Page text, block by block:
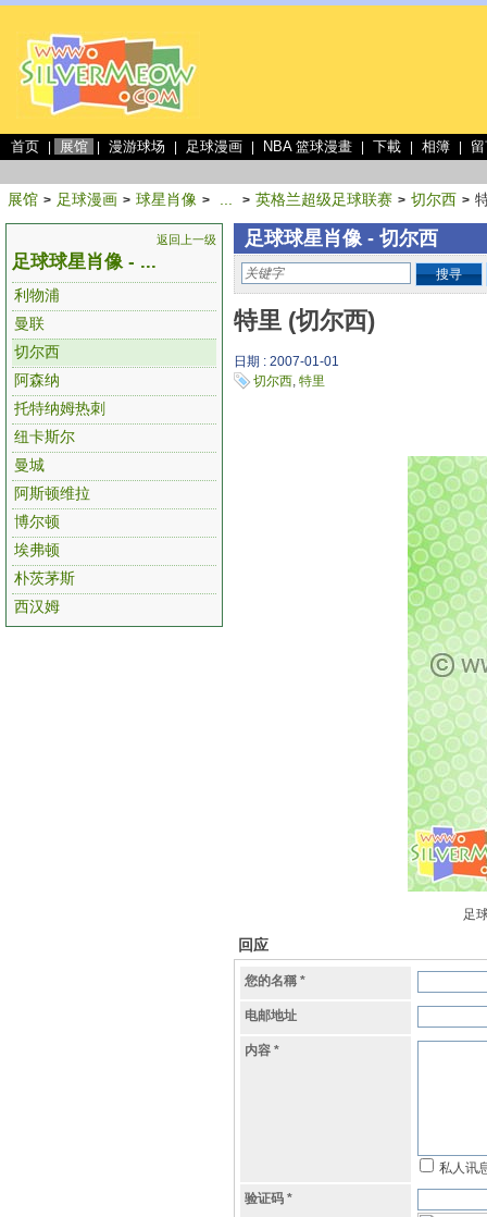
首页 展馆 漫游球场 足球漫画 NBA 篮球漫畫 下載 相簿
展馆 > 足球漫画 > 球星肖像 > > 英格兰超级足球联赛 > 切尔西 >
返回上一级
足球球星肖像 - ...
利物浦
曼联
切尔西
阿森纳
托特纳姆热刺
纽卡斯尔
曼城
阿斯顿维拉
博尔顿
埃弗顿
朴茨茅斯
西汉姆
足球球星肖像 - 切尔西
搜寻
特里 (切尔西)
日期 : 2007-01-01
切尔西, 特里
足
回应
您的名稱 *
电邮地址
内容 *
私人讯
验证码 *